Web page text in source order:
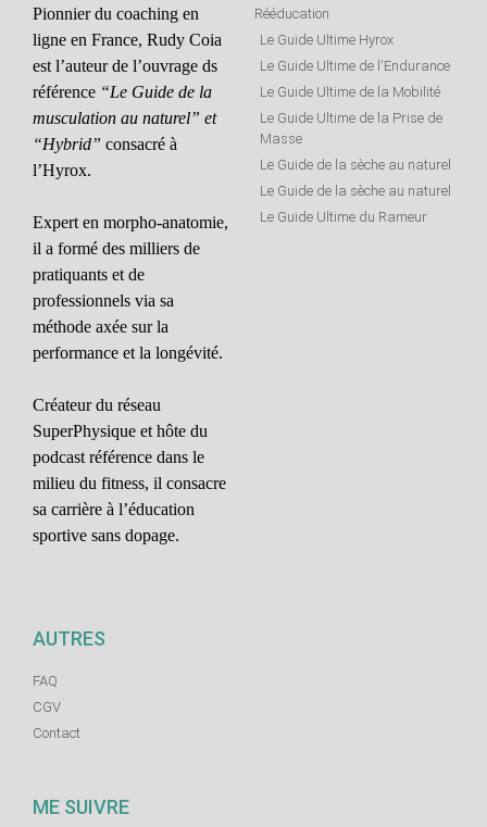
Pionnier du coaching en
ligne en France, Rudy Coia
est l’auteur de l’ouvrage ds
référence “Le Guide de la
musculation au naturel” et
“Hybrid” consacré à
l’Hyrox.
Expert en morpho-anatomie,
il a formé des milliers de
pratiquants et de
professionnels via sa
méthode axée sur la
performance et la longévité.
Créateur du réseau
SuperPhysique et hôte du
podcast référence dans le
milieu du fitness, il consacre
sa carrière à l’éducation
sportive sans dopage.
Rééducation
Le Guide Ultime Hyrox
Le Guide Ultime de l'Endurance
Le Guide Ultime de la Mobilité
Le Guide Ultime de la Prise de
Masse
Le Guide de la sèche au naturel
Le Guide de la sèche au naturel
Le Guide Ultime du Rameur
AUTRES
FAQ
CGV
Contact
ME SUIVRE